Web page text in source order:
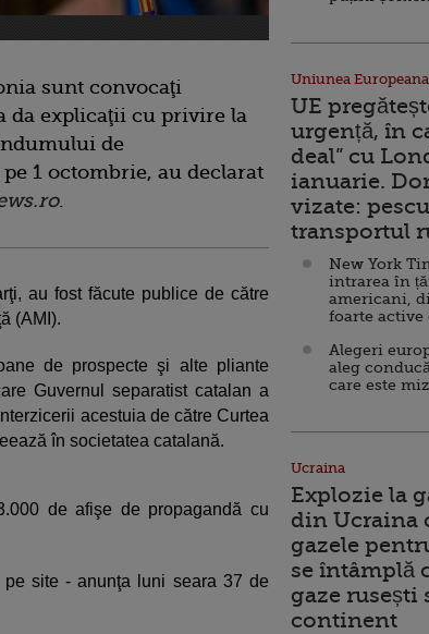
sunt convocaţi
da explicaţii cu privire la
de
1 octombrie, au declarat
.
au fost făcute publice de către
(AMI).
de prospecte şi alte pliante
Guvernul separatist catalan a
acestuia de către Curtea
în societatea catalană.
de afişe de propagandă cu
site - anunţa luni seara 37 de
Uniunea Europeana
UE
urgență, în
deal” cu
ianuarie.
vizate:
transportul
New York
intrarea în
americani,
foarte active
Alegeri
aleg
care este
Ucraina
Explozie la
din Ucraina
gazele
se întâmplă
gaze rusești
continent